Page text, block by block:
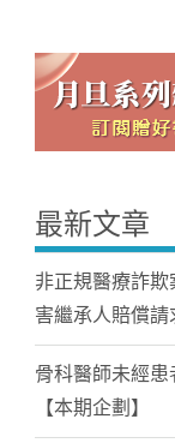
最新文章
非正規醫療詐
害繼承人賠償請
骨科醫師未經
【本期企劃】